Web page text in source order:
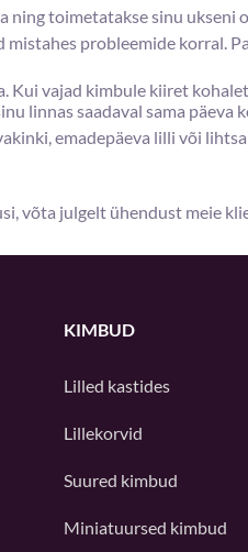
toimetatakse sinu ukseni
probleemide korral.
vajad kimbule kiiret
linnas saadaval sama päeva
emadepäeva lilli või
võta julgelt ühendust meie
KIMBUD
Lilled kastides
Lillekorvid
Suured kimbud
Miniatuursed kimbud